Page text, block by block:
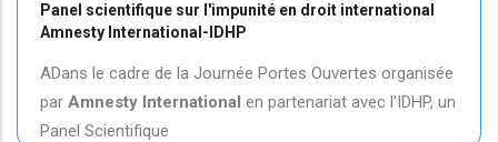
Panel scientifique sur l'impunité en droit international
Amnesty International-IDHP
ADans le cadre de la Journée Portes Ouvertes organisée
par Amnesty International en partenariat avec l'IDHP, un
Panel Scientifique